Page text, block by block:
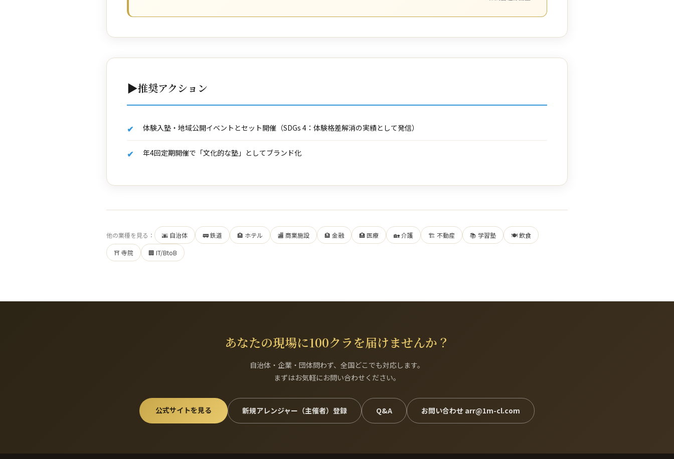
▶推奨アクション
体験入塾・地域公開イベントとセット開催（SDGs 4：体験格差解消の実績として発信）
年4回定期開催で「文化的な塾」としてブランド化
他の業種を見る： 🌆 自治体 🚃 鉄道 🏨 ホテル 🏬 商業施設 🏦 金融 🏥 医療 🏡 介護 🏗 不動産 📚 学習塾 🍽 飲食
⛩ 寺院 🏢 IT/BtoB
あなたの現場に100クラを届けませんか？
自治体・企業・団体問わず、全国どこでも対応します。
まずはお気軽にお問い合わせください。
公式サイトを見る 新規アレンジャー（主催者）登録 Q&A お問い合わせ arr@1m-cl.com